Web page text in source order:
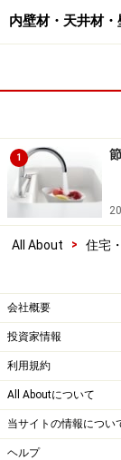
内壁材・天井材・
1
All About > 住宅
会社概要
投資家情報
利用規約
All Aboutについて
当サイトの情報につい
ヘルプ